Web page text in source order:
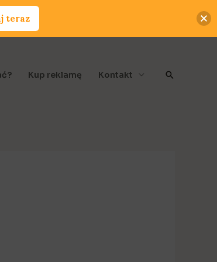
Kup reklamę Kontakt Szukaj
teraz